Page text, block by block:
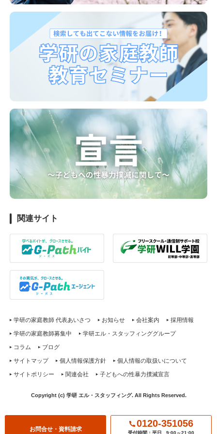
関連サイト
お問合せ・資料請求
0120-351056
受付時間：平日 9:00～21:00
学研の家庭教師 代表あいさつ お知らせ 会社案内
採用情報
学研の家庭教師募集中
学研エル・スタッフィンググループ
コラム
ブログ
サイトマップ
個人情報保護方針
個人情報の取扱いについて
サイトポリシー
関連会社 子どもへの性暴力撲滅宣言
Copyright (c) 学研 エル・スタッフィング. All Rights Reserved.